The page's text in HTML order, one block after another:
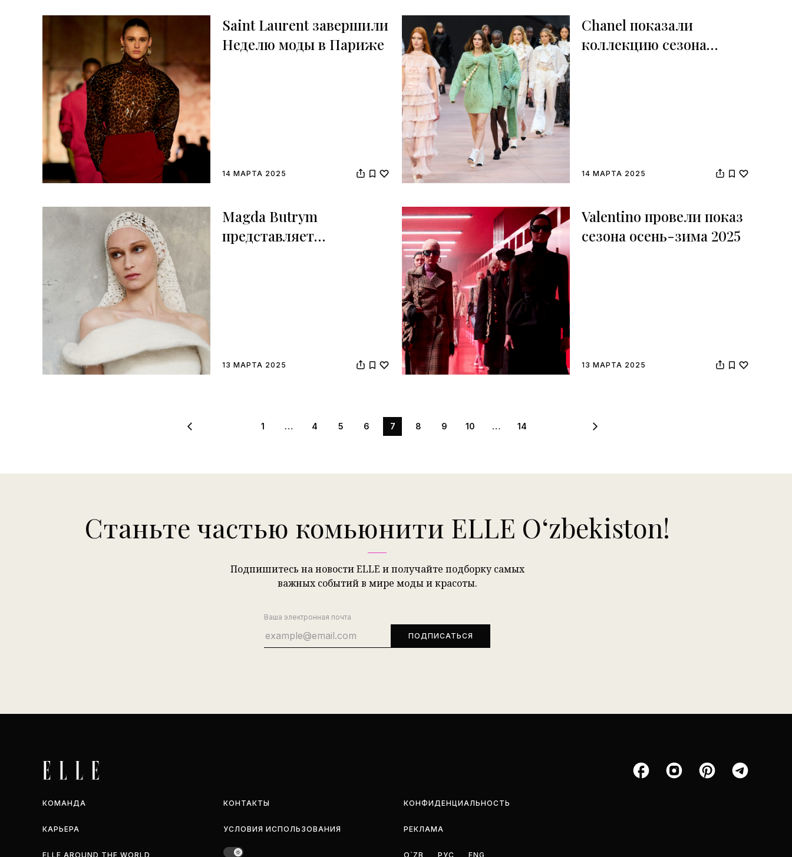
Saint Laurent завершили
Неделю моды в Париже
14 МАРТА 2025
Chanel показали
коллекцию сезона
14 МАРТА 2025
Magda Butrym
представляет
13 МАРТА 2025
Valentino провели показ
сезона осень-зима 2025
13 МАРТА 2025
1 … 4 5 6 7 8 9 10 … 14
Станьте частью комьюнити ELLE Oʻzbekiston!
Подпишитесь на новости ELLE и получайте подборку самых
важных событий в мире моды и красоты.
Ваша электронная почта
КОМАНДА КОНТАКТЫ КОНФИДЕНЦИАЛЬНОСТЬ
КАРЬЕРА УСЛОВИЯ ИСПОЛЬЗОВАНИЯ РЕКЛАМА
ELLE AROUND THE WORLD O`ZB РУС ENG